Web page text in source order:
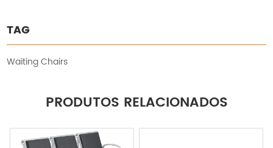
TAG
Waiting Chairs
PRODUTOS RELACIONADOS